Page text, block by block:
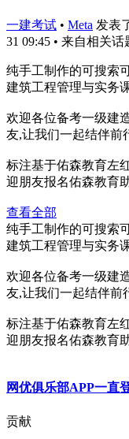
一建考试 • Meta 发表
31 09:45 • 来自相关话
纯手工制作的可搜索
建筑工程管理与实务
欢迎各位备考一级建
友,让我们一起结伴前
标注基于佑森教育左
迎朋友报名佑森教育
查看全部
纯手工制作的可搜索
建筑工程管理与实务
欢迎各位备考一级建
友,让我们一起结伴前
标注基于佑森教育左
迎朋友报名佑森教育
网优俱乐部APP一直
贡献